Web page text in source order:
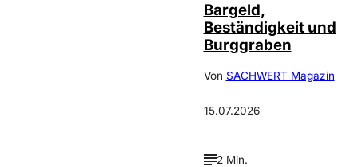
Bargeld,
Beständigkeit und
Burggraben
Von SACHWERT Magazin
15.07.2026
2 Min.